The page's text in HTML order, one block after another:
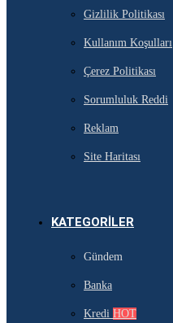
Gizlilik Politikası
Kullanım Koşulları
Çerez Politikası
Sorumluluk Reddi
Reklam
Site Haritası
KATEGORILER
Gündem
Banka
Kredi HOT